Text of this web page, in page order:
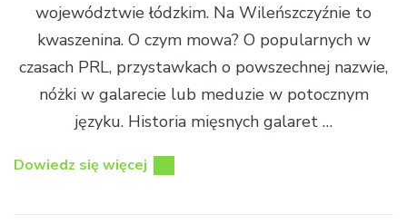
województwie łódzkim. Na Wileńszczyźnie to
kwaszenina. O czym mowa? O popularnych w
czasach PRL, przystawkach o powszechnej nazwie,
nóżki w galarecie lub meduzie w potocznym
języku. Historia mięsnych galaret …
Dowiedz się więcej